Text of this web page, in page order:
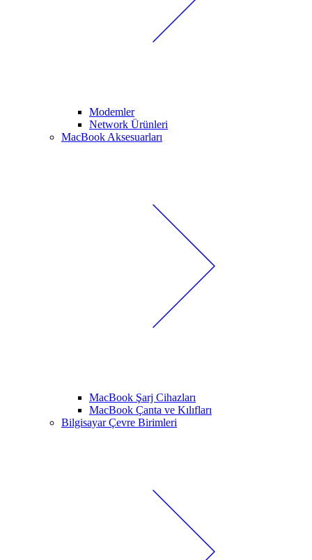
Modemler
Network Ürünleri
MacBook Aksesuarları
MacBook Şarj Cihazları
MacBook Çanta ve Kılıfları
Bilgisayar Çevre Birimleri